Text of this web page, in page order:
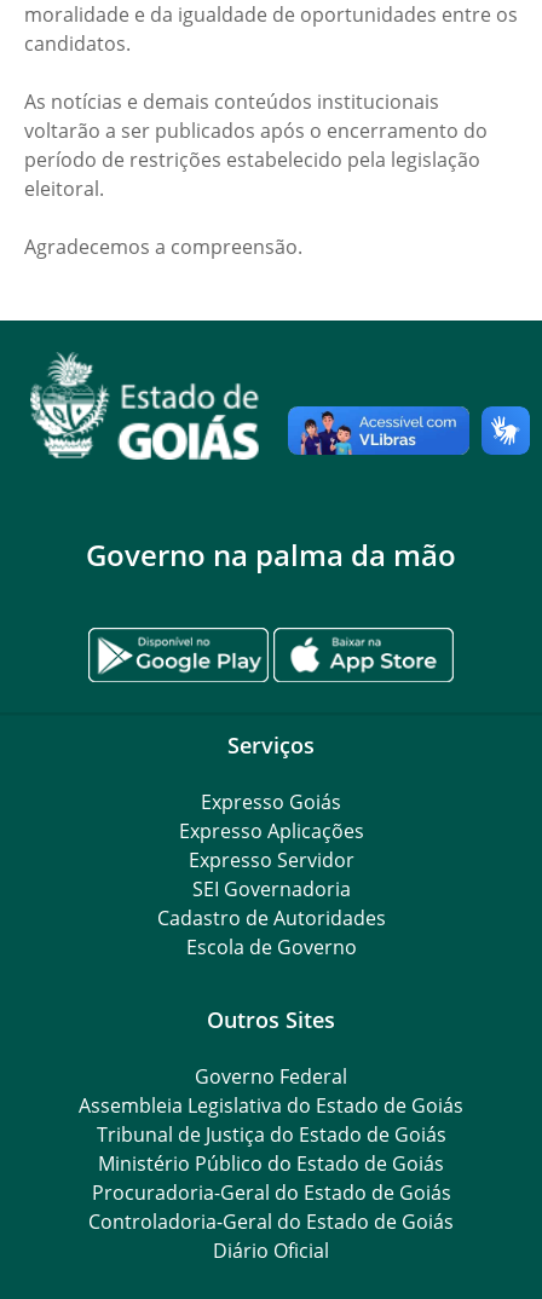
moralidade e da igualdade de oportunidades entre os
candidatos.
As notícias e demais conteúdos institucionais
voltarão a ser publicados após o encerramento do
período de restrições estabelecido pela legislação
eleitoral.
Agradecemos a compreensão.
Governo na palma da mão
Serviços
Expresso Goiás
Expresso Aplicações
Expresso Servidor
SEI Governadoria
Cadastro de Autoridades
Escola de Governo
Outros Sites
Governo Federal
Assembleia Legislativa do Estado de Goiás
Tribunal de Justiça do Estado de Goiás
Ministério Público do Estado de Goiás
Procuradoria-Geral do Estado de Goiás
Controladoria-Geral do Estado de Goiás
Diário Oficial